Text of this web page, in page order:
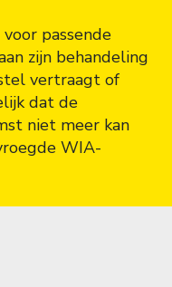
passende
zijn behandeling
vertraagt of
dat de
niet meer kan
WIA-